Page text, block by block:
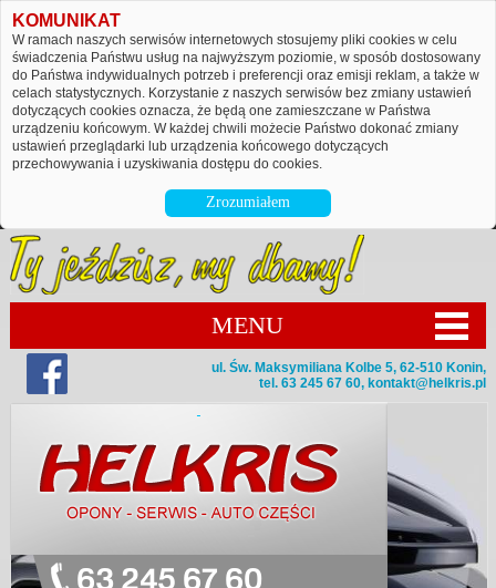
KOMUNIKAT
W ramach naszych serwisów internetowych stosujemy pliki cookies w celu
świadczenia Państwu usług na najwyższym poziomie, w sposób dostosowany
do Państwa indywidualnych potrzeb i preferencji oraz emisji reklam, a także w
celach statystycznych. Korzystanie z naszych serwisów bez zmiany ustawień
dotyczących cookies oznacza, że będą one zamieszczane w Państwa
urządzeniu końcowym. W każdej chwili możecie Państwo dokonać zmiany
ustawień przeglądarki lub urządzenia końcowego dotyczących
przechowywania i uzyskiwania dostępu do cookies.
Zrozumiałem
MENU
ul. Św. Maksymiliana Kolbe 5, 62-510 Konin,
tel. 63 245 67 60, kontakt@helkris.pl
63 245 67 60